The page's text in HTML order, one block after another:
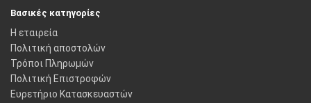
Βασικές κατηγορίες
Η εταιρεία
Πολιτική αποστολών
Τρόποι Πληρωμών
Πολιτική Επιστροφών
Ευρετήριο Κατασκευαστών